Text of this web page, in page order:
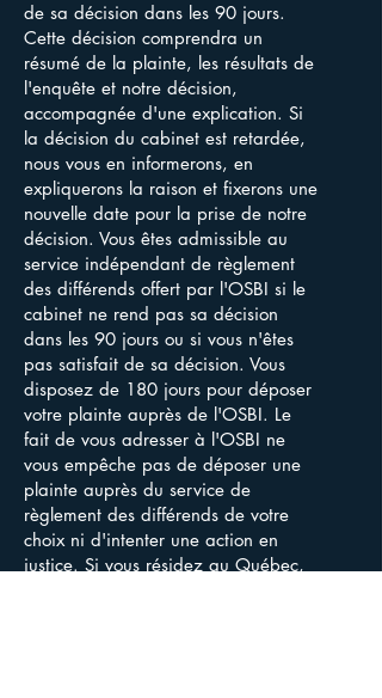
de sa décision dans les 90 jours.
Cette décision comprendra un
résumé de la plainte, les résultats de
l'enquête et notre décision,
accompagnée d'une explication. Si
la décision du cabinet est retardée,
nous vous en informerons, en
expliquerons la raison et fixerons une
nouvelle date pour la prise de notre
décision. Vous êtes admissible au
service indépendant de règlement
des différends offert par l'OSBI si le
cabinet ne rend pas sa décision
dans les 90 jours ou si vous n'êtes
pas satisfait de sa décision. Vous
disposez de 180 jours pour déposer
votre plainte auprès de l'OSBI. Le
fait de vous adresser à l'OSBI ne
vous empêche pas de déposer une
plainte auprès du service de
règlement des différends de votre
choix ni d'intenter une action en
justice. Si vous résidez au Québec,